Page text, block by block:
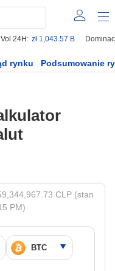
Vol 24H: zł 1,043.57 B
rynku Podsumowanie
CLP (stan
PM)